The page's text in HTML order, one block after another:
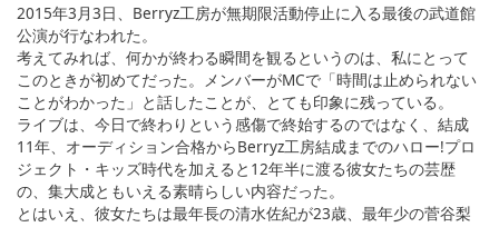
2015年3月3日、Berryz工房が無期限活動停止に入る最後の武道館
公演が行なわれた。
考えてみれば、何かが終わる瞬間を観るというのは、私にとって
このときが初めてだった。メンバーがMCで「時間は止められない
ことがわかった」と話したことが、とても印象に残っている。
ライブは、今日で終わりという感傷で終始するのではなく、結成
11年、オーディション合格からBerryz工房結成までのハロー!プロ
ジェクト・キッズ時代を加えると12年半に渡る彼女たちの芸歴
の、集大成ともいえる素晴らしい内容だった。
とはいえ、彼女たちは最年長の清水佐紀が23歳、最年少の菅谷梨